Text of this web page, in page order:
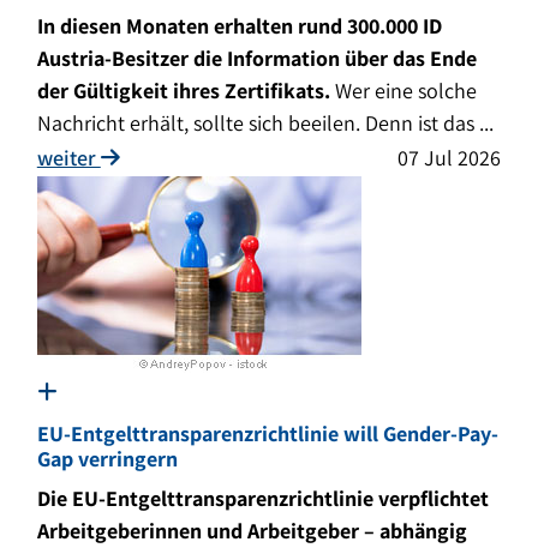
In diesen Monaten erhalten rund 300.000 ID
Austria-Besitzer die Information über das Ende
der Gültigkeit ihres Zertifikats.Wer eine solche
Nachricht erhält, sollte sich beeilen. Denn ist das ...
weiter
07 Jul 2026
EU-Entgelttransparenzrichtlinie will Gender-Pay-
Gap verringern
Die EU-Entgelttransparenzrichtlinie verpflichtet
Arbeitgeberinnen und Arbeitgeber – abhängig